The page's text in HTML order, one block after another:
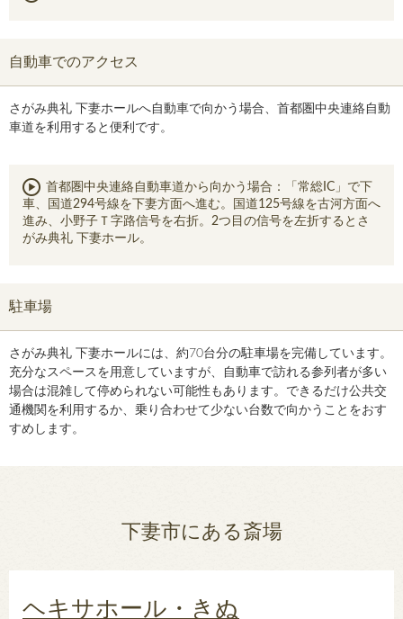
自動車でのアクセス
さがみ典礼 下妻ホールへ自動車で向かう場合、首都圏中央連絡自動
車道を利用すると便利です。
首都圏中央連絡自動車道から向かう場合：「常総IC」で下
車、国道294号線を下妻方面へ進む。国道125号線を古河方面へ
進み、小野子Ｔ字路信号を右折。2つ目の信号を左折するとさ
がみ典礼 下妻ホール。
駐車場
さがみ典礼 下妻ホールには、約70台分の駐車場を完備しています。
充分なスペースを用意していますが、自動車で訪れる参列者が多い
場合は混雑して停められない可能性もあります。できるだけ公共交
通機関を利用するか、乗り合わせて少ない台数で向かうことをおす
すめします。
下妻市にある斎場
ヘキサホール・きぬ